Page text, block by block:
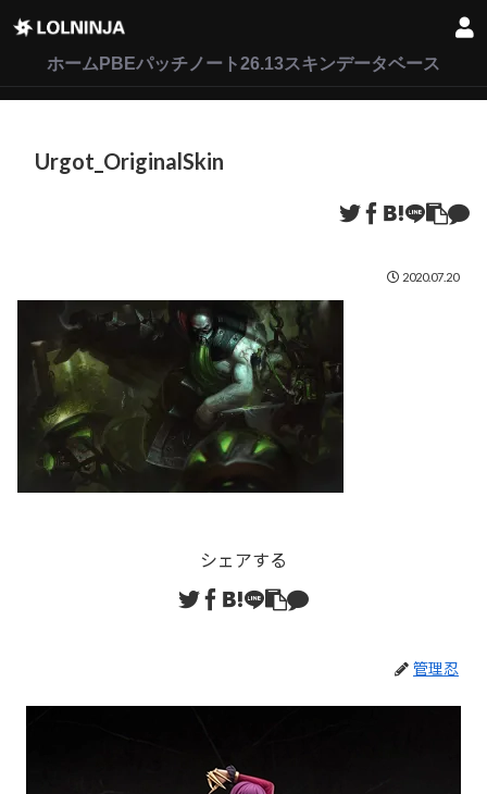
ホーム PBEパッチノート26.13スキンデータベース
Urgot_OriginalSkin
2020.07.20
シェアする
管理忍